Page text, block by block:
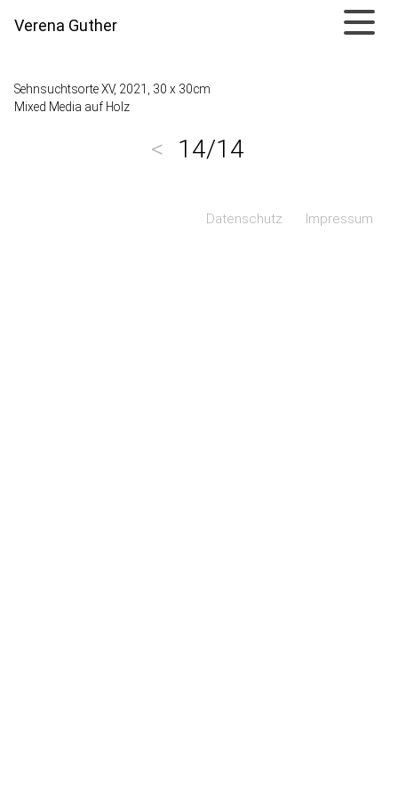
Verena Guther
Sehnsuchtsorte XV, 2021, 30 x 30cm
Mixed Media auf Holz
< 14/14
Datenschutz Impressum